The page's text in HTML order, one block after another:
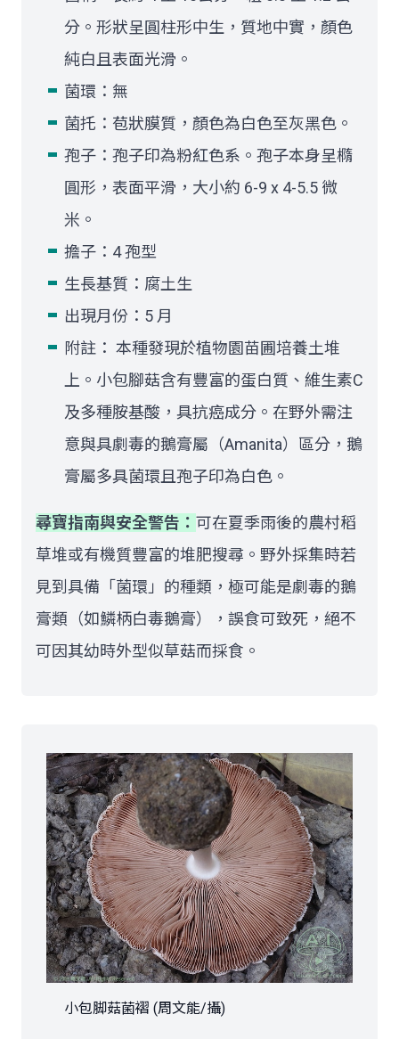
分。形狀呈圓柱形中生，質地中實，顏色
純白且表面光滑。
菌環：無
菌托：苞狀膜質，顏色為白色至灰黑色。
孢子：孢子印為粉紅色系。孢子本身呈橢
圓形，表面平滑，大小約 6-9 x 4-5.5 微
米。
擔子：4 孢型
生長基質：腐土生
出現月份：5 月
附註： 本種發現於植物園苗圃培養土堆
上。小包腳菇含有豐富的蛋白質、維生素C
及多種胺基酸，具抗癌成分。在野外需注
意與具劇毒的鵝膏屬（Amanita）區分，鵝
膏屬多具菌環且孢子印為白色。
尋寶指南與安全警告： 可在夏季雨後的農村稻
草堆或有機質豐富的堆肥搜尋。野外採集時若
見到具備「菌環」的種類，極可能是劇毒的鵝
膏類（如鱗柄白毒鵝膏），誤食可致死，絕不
可因其幼時外型似草菇而採食。
小包脚菇菌褶 (周文能/攝)